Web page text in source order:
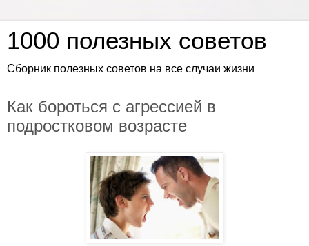
1000 полезных советов
Сборник полезных советов на все случаи жизни
Как бороться с агрессией в
подростковом возрасте